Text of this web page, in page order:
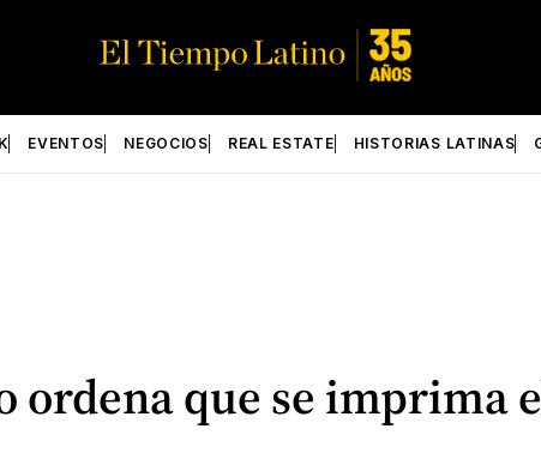
EVENTOS NEGOCIOS REAL ESTATE HISTORIAS LATINAS
ordena que se imprima